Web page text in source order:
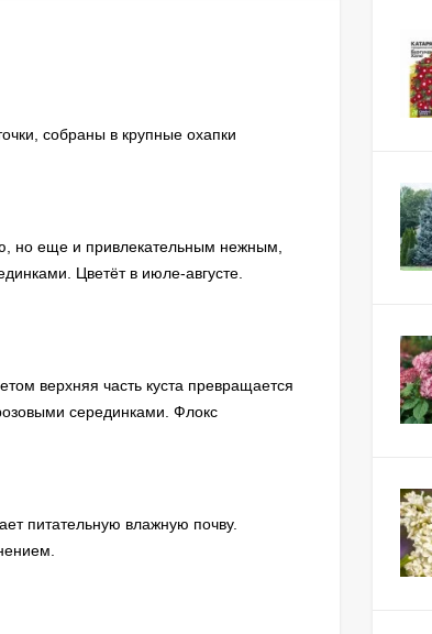
собраны в крупные охапки
но еще и привлекательным нежным,
Цветёт в июле-августе.
верхняя часть куста превращается
серединками. Флокс
питательную влажную почву.